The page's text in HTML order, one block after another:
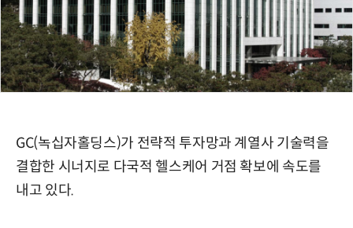
GC(녹십자홀딩스)가 전략적 투자망과 계열사 기술력을
결합한 시너지로 다국적 헬스케어 거점 확보에 속도를
내고 있다.